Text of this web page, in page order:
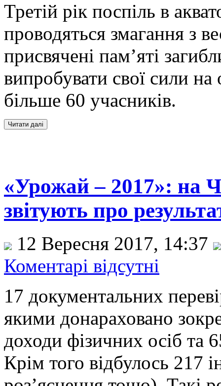
Третій рік поспіль в
проводяться змагання з
присвячені пам’яті
випробувати свої сили
більше 60 учасників.
«Урожай – 2017»: на
звітують про
12 Вересня 2017, 14:37
Коментарі відсутні
17 документальних
якими донараховано
доходи фізичних осіб та
Крім того відбулось 217